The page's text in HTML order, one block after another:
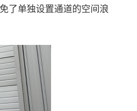
了单独设置通道的空间浪